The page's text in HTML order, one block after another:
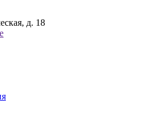
д. 18